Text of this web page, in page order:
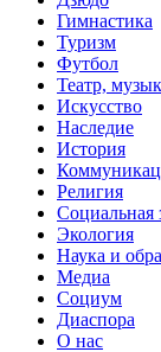
Гимнастика
Туризм
Футбол
Театр,
Искусство
Наследие
История
Религия
Социальная
Экология
Наука и
Медиа
Социум
Диаспора
О нас